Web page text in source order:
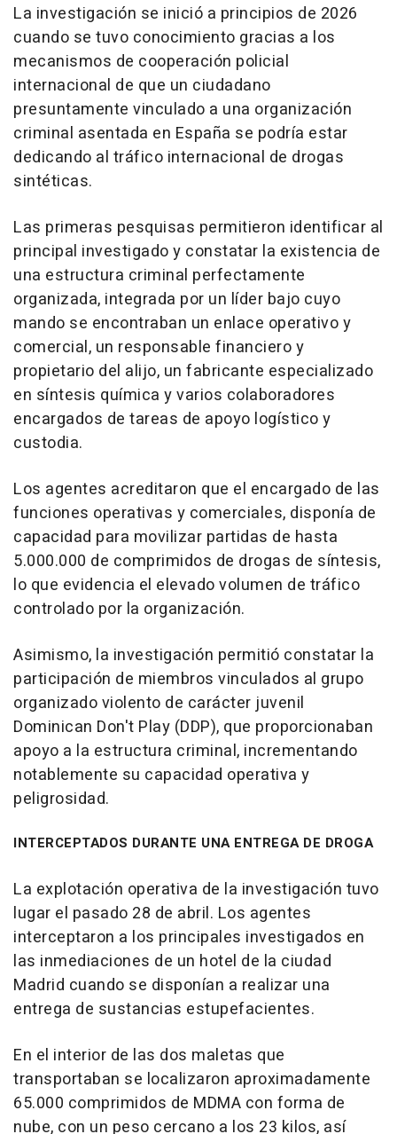
La investigación se inició a principios de 2026
cuando se tuvo conocimiento gracias a los
mecanismos de cooperación policial
internacional de que un ciudadano
presuntamente vinculado a una organización
criminal asentada en España se podría estar
dedicando al tráfico internacional de drogas
sintéticas.
Las primeras pesquisas permitieron identificar al
principal investigado y constatar la existencia de
una estructura criminal perfectamente
organizada, integrada por un líder bajo cuyo
mando se encontraban un enlace operativo y
comercial, un responsable financiero y
propietario del alijo, un fabricante especializado
en síntesis química y varios colaboradores
encargados de tareas de apoyo logístico y
custodia.
Los agentes acreditaron que el encargado de las
funciones operativas y comerciales, disponía de
capacidad para movilizar partidas de hasta
5.000.000 de comprimidos de drogas de síntesis,
lo que evidencia el elevado volumen de tráfico
controlado por la organización.
Asimismo, la investigación permitió constatar la
participación de miembros vinculados al grupo
organizado violento de carácter juvenil
Dominican Don't Play (DDP), que proporcionaban
apoyo a la estructura criminal, incrementando
notablemente su capacidad operativa y
peligrosidad.
INTERCEPTADOS DURANTE UNA ENTREGA DE DROGA
La explotación operativa de la investigación tuvo
lugar el pasado 28 de abril. Los agentes
interceptaron a los principales investigados en
las inmediaciones de un hotel de la ciudad
Madrid cuando se disponían a realizar una
entrega de sustancias estupefacientes.
En el interior de las dos maletas que
transportaban se localizaron aproximadamente
65.000 comprimidos de MDMA con forma de
nube, con un peso cercano a los 23 kilos, así